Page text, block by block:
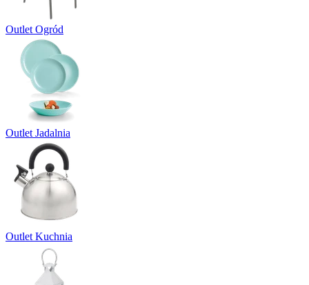
Outlet Ogród
Outlet Jadalnia
Outlet Kuchnia